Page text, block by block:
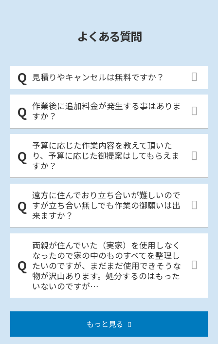
よくある質問
見積りやキャンセルは無料ですか？
作業後に追加料金が発生する事はありま
すか？
予算に応じた作業内容を教えて頂いた
り、予算に応じた御提案はしてもらえま
すか？
遠方に住んでおり立ち合いが難しいので
すが立ち合い無しでも作業の御願いは出
来ますか？
両親が住んでいた（実家）を使用しなく
なったので家の中のものすべてを整理し
たいのですが、まだまだ使用できそうな
物が沢山あります。処分するのはもった
いないのですが…
もっと見る